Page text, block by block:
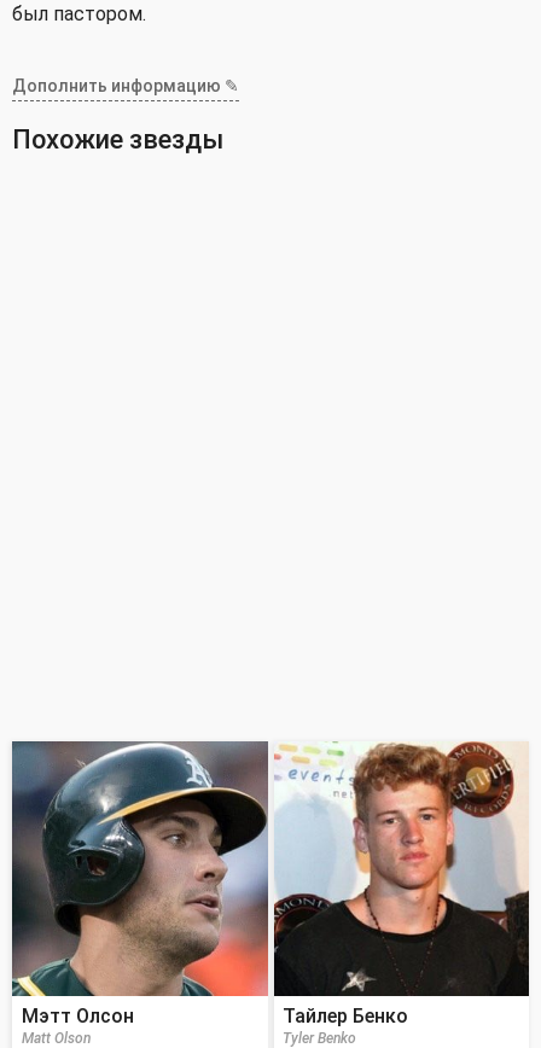
был пастором.
Дополнить информацию ✎
Похожие звезды
Мэтт Олсон
Matt Olson
Тайлер Бенко
Tyler Benko